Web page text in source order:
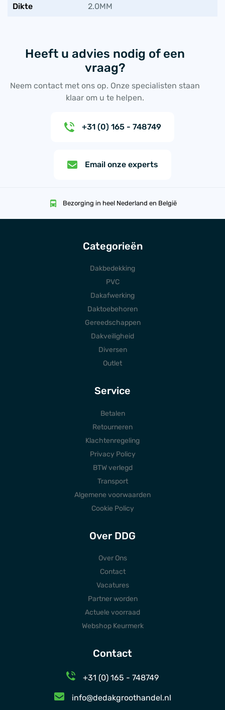
Dikte 2.0MM
Heeft u advies nodig of een
vraag?
Neem contact met ons op. Onze specialisten staan
klaar om u te helpen.
+31 (0) 165 - 748749
Email onze experts
Bezorging in heel Nederland en België
Categorieën
Dakbedekking
PVC
Dakafwerking
Daktoebehoren
Gereedschappen
Dakveiligheid
Diversen
Outlet
Service
Betalen
Retourneren
Klachtenregeling
Privacy Policy
BTW verlegd
Transport
Algemene voorwaarden
Cookie Policy
Over DDG
Over Ons
Contact
Vacatures
Partner worden
Actuele voorraad
Webshop Keurmerk
Contact
+31 (0) 165 - 748749
info@dedakgroothandel.nl